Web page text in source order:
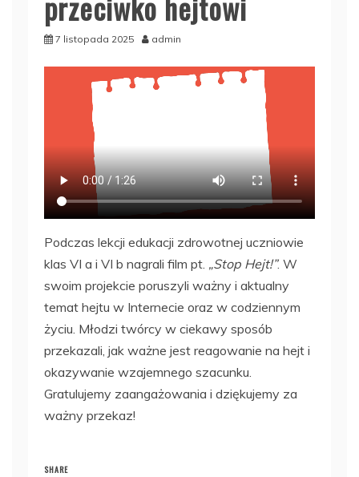
7 listopada 2025 admin
Podczas lekcji edukacji zdrowotnej uczniowie
klas VI a i VI b nagrali film pt. „Stop Hejt!”. W
swoim projekcie poruszyli ważny i aktualny
temat hejtu w Internecie oraz w codziennym
życiu. Młodzi twórcy w ciekawy sposób
przekazali, jak ważne jest reagowanie na hejt i
okazywanie wzajemnego szacunku.
Gratulujemy zaangażowania i dziękujemy za
ważny przekaz!
SHARE